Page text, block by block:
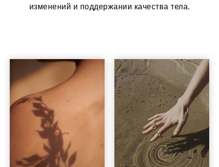
изменений и поддержании качества тела.